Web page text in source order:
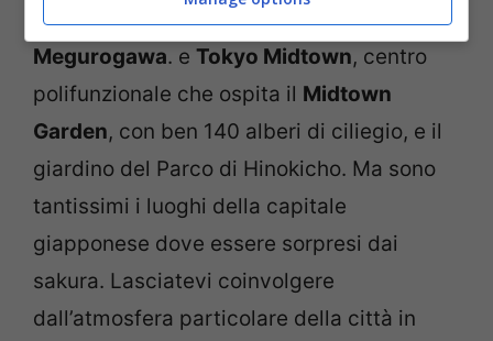
ricordiamo ilparco di Ueno, ilfiume
Megurogawa. e Tokyo Midtown, centro
polifunzionale che ospita il Midtown
Garden, con ben 140 alberi di ciliegio, e il
giardino del Parco di Hinokicho. Ma sono
tantissimi i luoghi della capitale
giapponese dove essere sorpresi dai
sakura. Lasciatevi coinvolgere
dall’atmosfera particolare della città in